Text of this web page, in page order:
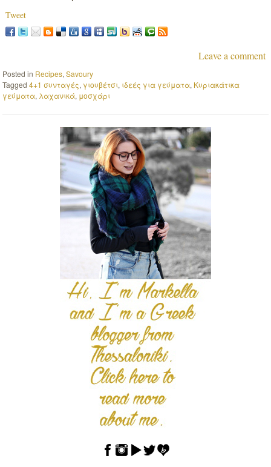
Tweet
Leave a comment
Posted in Recipes,Savoury
Tagged4+1 συνταγές, γιουβέτσι, ιδεές για γεύματα, Κυριακάτικα
γεύματα, λαχανικά, μοσχάρι